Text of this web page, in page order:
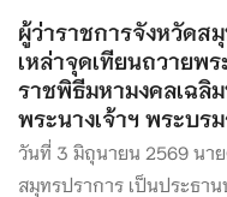
ผู้ว่าราชการจังหวัด
เหล่าจุดเทียนถวายพ
ราชพิธีมหามงคลเฉลิ
พระนางเจ้าฯ พระบ
วันที่ 3 มิถุนายน 2569 นา
สมุทรปราการ เป็นประธา